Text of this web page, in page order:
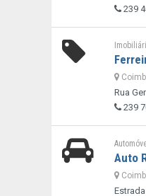
239
Rua
239
Auto